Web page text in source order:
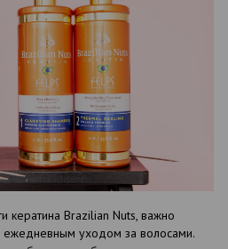
кератина Brazilian Nuts, важно
ежедневным уходом за волосами.